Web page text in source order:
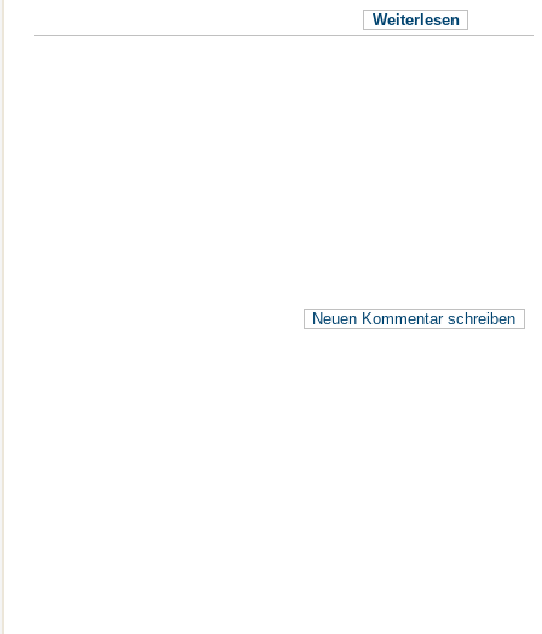
Weiterlesen
Neuen Kommentar schreiben